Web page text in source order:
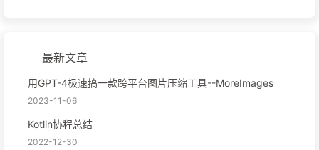
最新文章
用GPT-4极速搞一款跨平台图片压缩工具--MoreImages
2023-11-06
Kotlin协程总结
2022-12-30